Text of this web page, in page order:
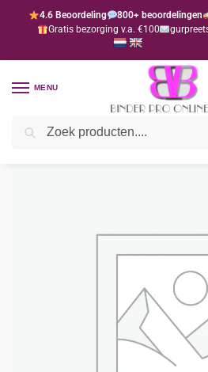
4.6 Beoordeling 800+ beoordelingen
Gratis bezorging v.a. €100
MENU
Home Bedankjesafdeling